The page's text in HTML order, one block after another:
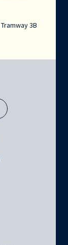
Tramway 3B